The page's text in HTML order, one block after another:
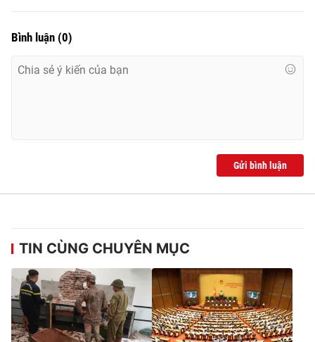
Bình luận (0)
Gửi bình luận
TIN CÙNG CHUYÊN MỤC